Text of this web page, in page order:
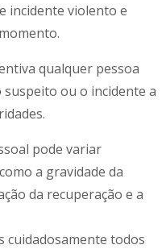
incidente violento e
qualquer pessoa
ou o incidente a
pode variar
a gravidade da
da recuperação e a
cuidadosamente todos